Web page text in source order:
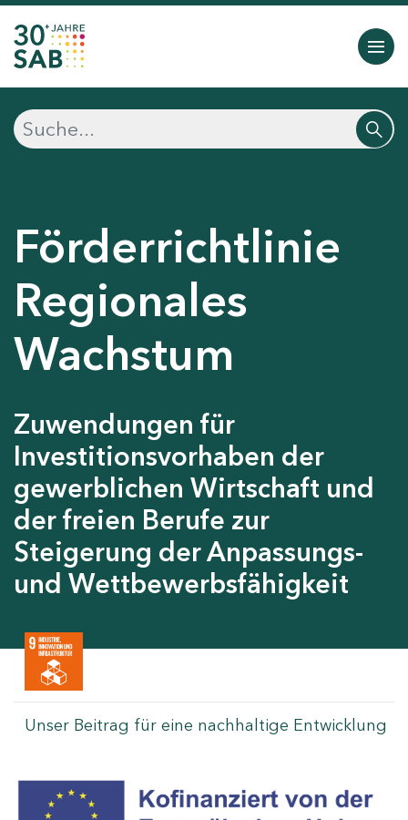
Förderrichtlinie
Regionales
Wachstum
Zuwendungen für
Investitionsvorhaben der
gewerblichen Wirtschaft und
der freien Berufe zur
Steigerung der Anpassungs-
und Wettbewerbsfähigkeit
Unser Beitrag für eine nachhaltige Entwicklung